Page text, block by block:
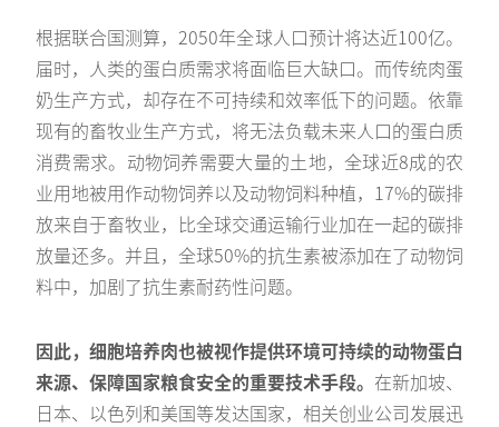
根据联合国测算，2050年全球人口预计将达近100亿。
届时，人类的蛋白质需求将面临巨大缺口。而传统肉蛋
奶生产方式，却存在不可持续和效率低下的问题。依靠
现有的畜牧业生产方式，将无法负载未来人口的蛋白质
消费需求。动物饲养需要大量的土地，全球近8成的农
业用地被用作动物饲养以及动物饲料种植，17%的碳排
放来自于畜牧业，比全球交通运输行业加在一起的碳排
放量还多。并且，全球50%的抗生素被添加在了动物饲
料中，加剧了抗生素耐药性问题。
因此，细胞培养肉也被视作提供环境可持续的动物蛋白
来源、保障国家粮食安全的重要技术手段。 在新加坡、
日本、以色列和美国等发达国家，相关创业公司发展迅